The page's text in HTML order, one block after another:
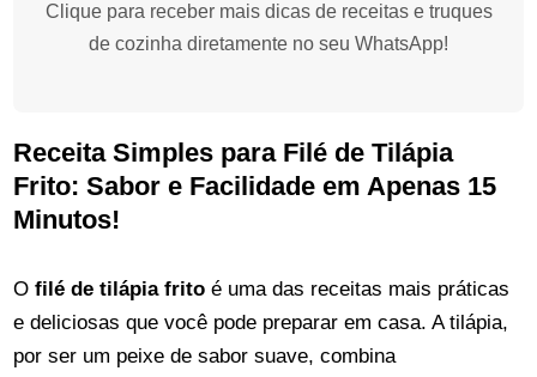
Clique para receber mais dicas de receitas e truques
de cozinha diretamente no seu WhatsApp!
Receita Simples para Filé de Tilápia
Frito: Sabor e Facilidade em Apenas 15
Minutos!
Ofilé de tilápia frito é uma das receitas mais práticas
e deliciosas que você pode preparar em casa. A tilápia,
por ser um peixe de sabor suave, combina